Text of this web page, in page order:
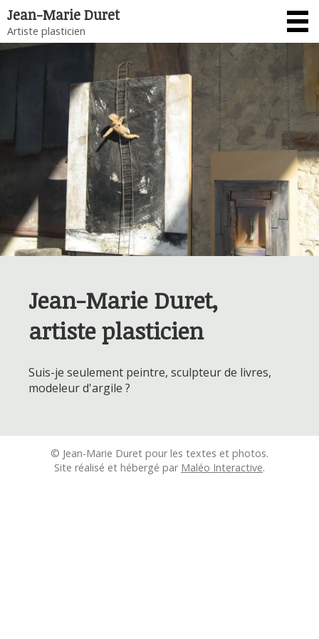
Menu
Jean-Marie Duret
Artiste plasticien
Jean-Marie Duret,
artiste plasticien
Suis-je seulement peintre, sculpteur de livres,
modeleur d'argile ?
© Jean-Marie Duret pour les textes et photos.
Site réalisé et hébergé par Maléo Interactive.